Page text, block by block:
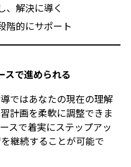
、解決に導く
階的にサポート
スで進められる
ではあなたの現在の理解
計画を柔軟に調整できま
スで着実にステップアッ
継続することが可能で